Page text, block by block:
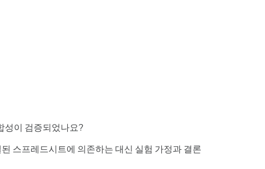
성이 검증되었나요?
스프레드시트에 의존하는 대신 실험 가정과 결론